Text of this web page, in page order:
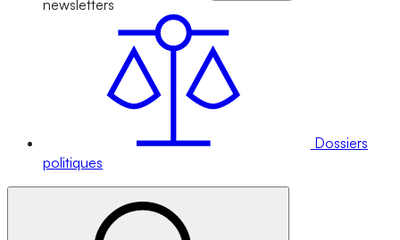
newsletters
Dossiers
politiques